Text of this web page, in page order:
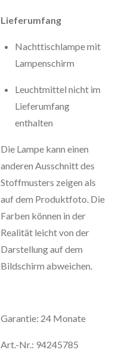
Lieferumfang
Nachttischlampe mit
Lampenschirm
Leuchtmittel nicht im
Lieferumfang
enthalten
Die Lampe kann einen
anderen Ausschnitt des
Stoffmusters zeigen als
auf dem Produktfoto. Die
Farben können in der
Realität leicht von der
Darstellung auf dem
Bildschirm abweichen.
Garantie: 24 Monate
Art.-Nr.: 94245785